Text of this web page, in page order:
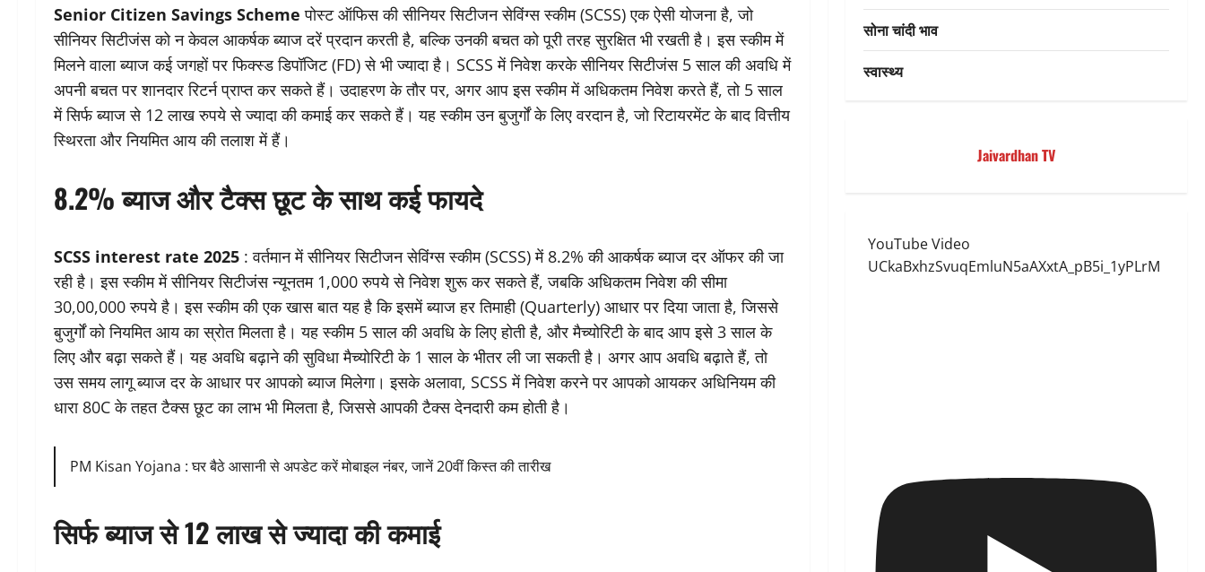
Senior Citizen Savings Scheme पोस्ट ऑफिस की सीनियर सिटीजन सेविंग्स स्कीम (SCSS) एक ऐसी योजना है, जो
सीनियर सिटीजंस को न केवल आकर्षक ब्याज दरें प्रदान करती है, बल्कि उनकी बचत को पूरी तरह सुरक्षित भी रखती है। इस स्कीम में
मिलने वाला ब्याज कई जगहों पर फिक्स्ड डिपॉजिट (FD) से भी ज्यादा है। SCSS में निवेश करके सीनियर सिटीजंस 5 साल की अवधि में
अपनी बचत पर शानदार रिटर्न प्राप्त कर सकते हैं। उदाहरण के तौर पर, अगर आप इस स्कीम में अधिकतम निवेश करते हैं, तो 5 साल
में सिर्फ ब्याज से 12 लाख रुपये से ज्यादा की कमाई कर सकते हैं। यह स्कीम उन बुजुर्गों के लिए वरदान है, जो रिटायरमेंट के बाद वित्तीय
स्थिरता और नियमित आय की तलाश में हैं।
8.2% ब्याज और टैक्स छूट के साथ कई फायदे
SCSS interest rate 2025 : वर्तमान में सीनियर सिटीजन सेविंग्स स्कीम (SCSS) में 8.2% की आकर्षक ब्याज दर ऑफर की जा
रही है। इस स्कीम में सीनियर सिटीजंस न्यूनतम 1,000 रुपये से निवेश शुरू कर सकते हैं, जबकि अधिकतम निवेश की सीमा
30,00,000 रुपये है। इस स्कीम की एक खास बात यह है कि इसमें ब्याज हर तिमाही (Quarterly) आधार पर दिया जाता है, जिससे
बुजुर्गों को नियमित आय का स्रोत मिलता है। यह स्कीम 5 साल की अवधि के लिए होती है, और मैच्योरिटी के बाद आप इसे 3 साल के
लिए और बढ़ा सकते हैं। यह अवधि बढ़ाने की सुविधा मैच्योरिटी के 1 साल के भीतर ली जा सकती है। अगर आप अवधि बढ़ाते हैं, तो
उस समय लागू ब्याज दर के आधार पर आपको ब्याज मिलेगा। इसके अलावा, SCSS में निवेश करने पर आपको आयकर अधिनियम की
धारा 80C के तहत टैक्स छूट का लाभ भी मिलता है, जिससे आपकी टैक्स देनदारी कम होती है।
PM Kisan Yojana : घर बैठे आसानी से अपडेट करें मोबाइल नंबर, जानें 20वीं किस्त की तारीख
सिर्फ ब्याज से 12 लाख से ज्यादा की कमाई
सोना चांदी भाव
स्वास्थ्य
Jaivardhan TV
YouTube Video
UCkaBxhzSvuqEmluN5aAXxtA_pB5i_1yPLrM